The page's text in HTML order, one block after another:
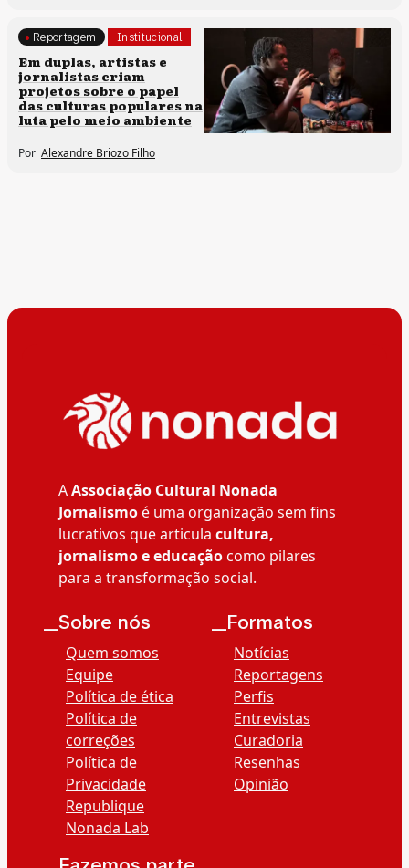
Institucional
Reportagem
Em duplas, artistas e
jornalistas criam
projetos sobre o papel
das culturas populares na
luta pelo meio ambiente
Por Alexandre Briozo Filho
AAssociação Cultural Nonada
Jornalismoé uma organização sem fins
lucrativos que articula cultura,
jornalismo e educaçãocomo pilares
para a transformação social.
__Sobre nós
Quem somos
Equipe
Política de ética
Política de
correções
Política de
Privacidade
Republique
Nonada Lab
__Formatos
Notícias
Reportagens
Perfis
Entrevistas
Curadoria
Resenhas
Opinião